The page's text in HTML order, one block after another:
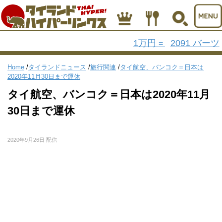
1万円 = 2091 バーツ
Home /タイランドニュース /旅行関連 /タイ航空、バンコク＝日本は
2020年11月30日まで運休
タイ航空、バンコク＝日本は2020年11月
30日まで運休
2020年9月26日 配信